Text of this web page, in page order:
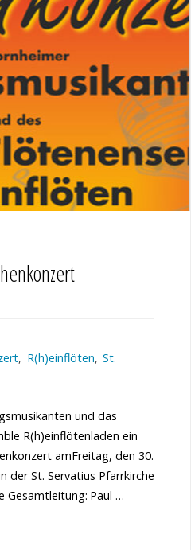
, R(h)einflöten, St.
und das
R(h)einflötenladen ein
amFreitag, den 30.
der St. Servatius Pfarrkirche
Gesamtleitung: Paul …